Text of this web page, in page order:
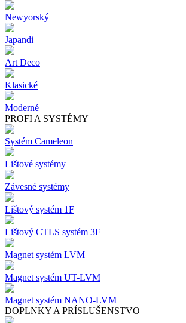
Newyorský
Japandi
Art Deco
Klasické
Moderné
PROFI A SYSTÉMY
Systém Cameleon
Lištové systémy
Závesné systémy
Lištový systém 1F
Lištový CTLS systém 3F
Magnet systém LVM
Magnet systém UT-LVM
Magnet systém NANO-LVM
DOPLNKY A PRÍSLUŠENSTVO